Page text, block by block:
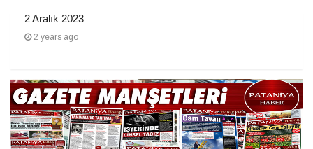
2 Aralık 2023
2 years ago